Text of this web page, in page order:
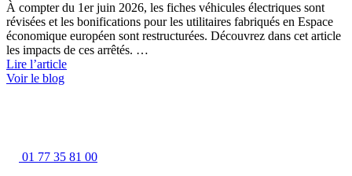
À compter du 1er juin 2026, les fiches véhicules électriques sont
révisées et les bonifications pour les utilitaires fabriqués en Espace
économique européen sont restructurées. Découvrez dans cet article
les impacts de ces arrêtés. …
Lire l’article
Voir le blog
01 77 35 81 00